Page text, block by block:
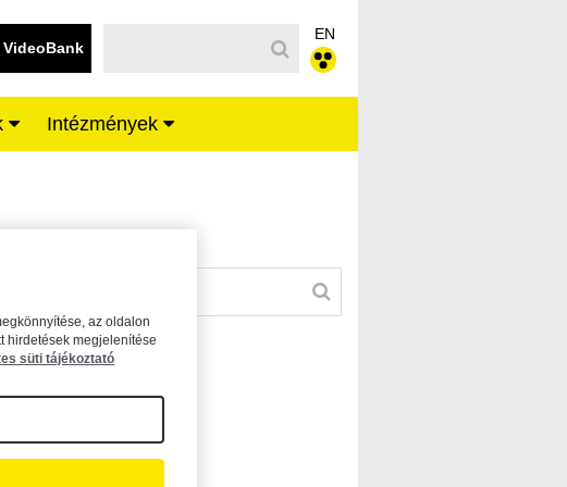
VideoBank
EN
Intézmények
az oldalon
hirdetések megjelenítése
süti tájékoztató